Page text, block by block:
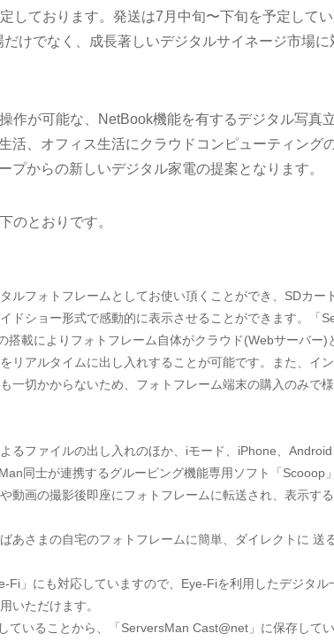
しております。発送は7月中旬〜下旬を予定してい
けでなく、成長著しいデジタルサイネージ市場に
作が可能な、NetBook機能を有するデジタル写真
活、オフィス生活にクラウドコンピューティング
からの新しいデジタル家電の提案となります。
のとおりです。
ルフォトフレームとしてお使い頂くことができ、SDカー
ドショー形式で感動的に表示させることができます。「
載によりフォトフレーム自体がクラウド(Webサーバー)
リアルタイムに出し入れすることが可能です。また、イ
一切かからないため、フォトフレーム端末の購入のみで様
るファイルの出し入れのほか、iモード、iPhone、Android
同士が連携するグルーピング機能専用ソフト「Scooop」
動画の撮影後即座にフォトフレームに転送され、表示する
あさまの自宅のフォトフレームに簡単、ダイレクトに 送
Fi」にも対応していますので、Eye-Fiを利用したデジタル
いただけます。
ていることから、「ServersMan Cast@net」に保存して